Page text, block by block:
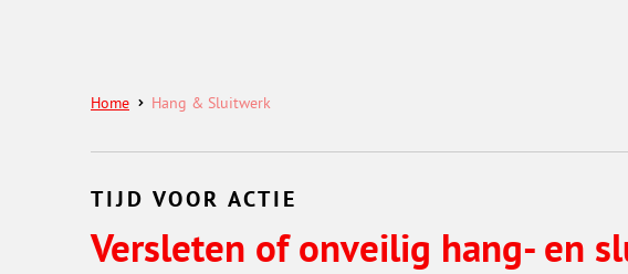
Home Hang & Sluitwerk
TIJD VOOR ACTIE
Versleten of onveilig hang- en